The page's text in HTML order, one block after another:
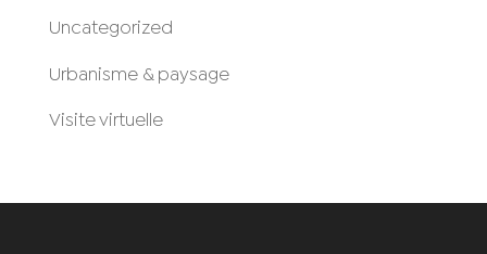
Uncategorized
Urbanisme & paysage
Visite virtuelle